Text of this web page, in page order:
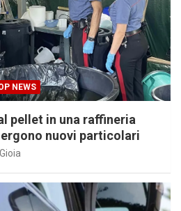
NEWS
pellet in una raffineria
nuovi particolari